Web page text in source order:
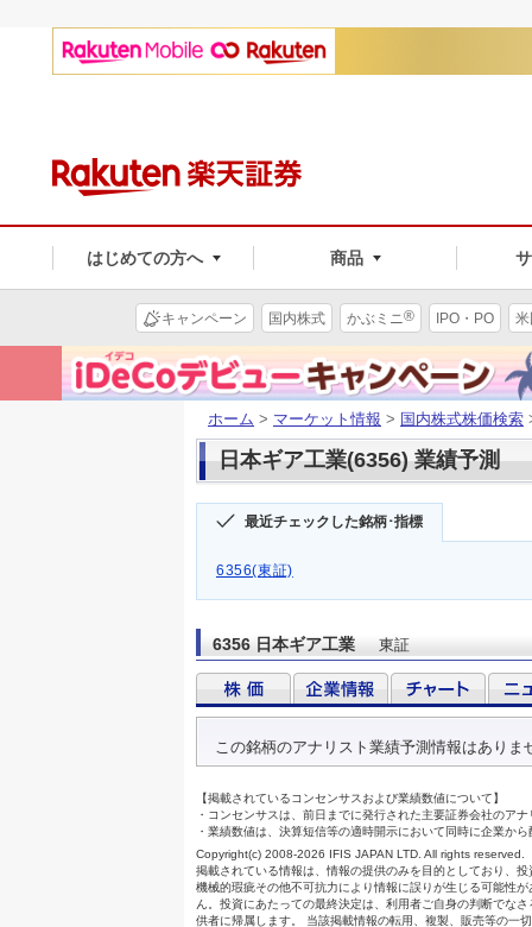
はじめての方へ 商品
キャンペーン 国内株式 かぶミニ® IPO・PO
ホーム > マーケット情報 > 国内株式株価検索
日本ギア工業(6356) 業績予測
最近チェックした銘柄･指標
6356(東証)
6356 日本ギア工業 東証